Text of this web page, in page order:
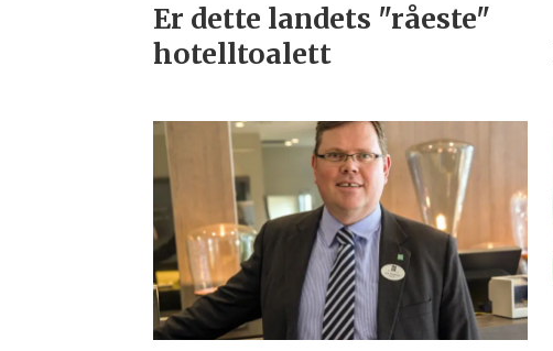
Er dette landets "råeste"
hotelltoalett